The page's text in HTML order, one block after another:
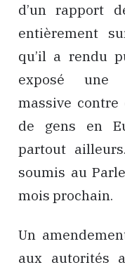
d’un rapport
entièrement
qu’il a rendu
exposé une
massive
de gens en
partout
soumis au
mois prochain.
Un
aux autorités